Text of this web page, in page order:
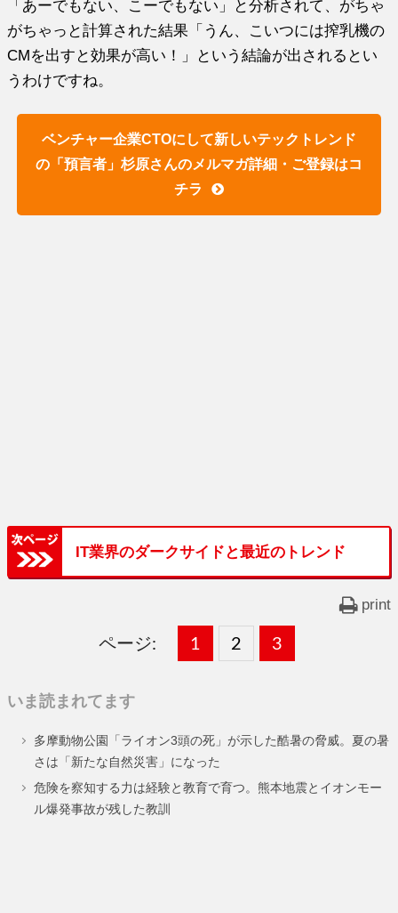
「あーでもない、こーでもない」と分析されて、がちゃ
がちゃっと計算された結果「うん、こいつには搾乳機の
CMを出すと効果が高い！」という結論が出されるとい
うわけですね。
ベンチャー企業CTOにして新しいテックトレンド
の「預言者」杉原さんのメルマガ詳細・ご登録はコ
チラ
IT業界のダークサイドと最近のトレンド
print
ページ:
固
ー
ジ
1 ,
固
ー
ジ
2 ,
固
ー
ジ
3
いま読まれてます
多摩動物公園「ライオン3頭の死」が示した酷暑の脅威。夏の暑
さは「新たな自然災害」になった
危険を察知する力は経験と教育で育つ。熊本地震とイオンモー
ル爆発事故が残した教訓